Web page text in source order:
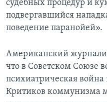
судебных процедур и
подвергавшийся
поведение паранойей».
Американский
что в Советском Союзе
психиатрическая война
Критиков коммунизма